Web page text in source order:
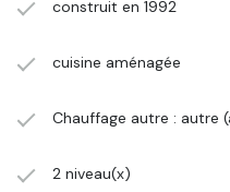
construit en 1992
cuisine aménagée
Chauffage autre : autre
2 niveau(x)